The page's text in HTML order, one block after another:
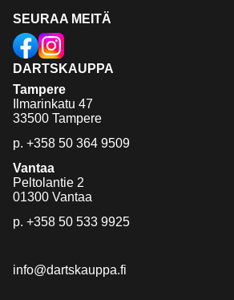
DARTSKAUPPA
Tampere
Ilmarinkatu 47
33500 Tampere
p. +358 50 364 9509
Vantaa
Peltolantie 2
01300 Vantaa
p. +358 50 533 9925
info@dartskauppa.fi
SEURAA MEITÄ